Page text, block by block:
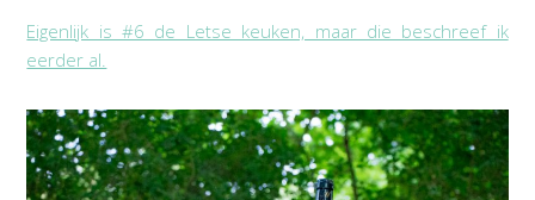
Eigenlijk is #6 de Letse keuken, maar die beschreef ik
eerder al.